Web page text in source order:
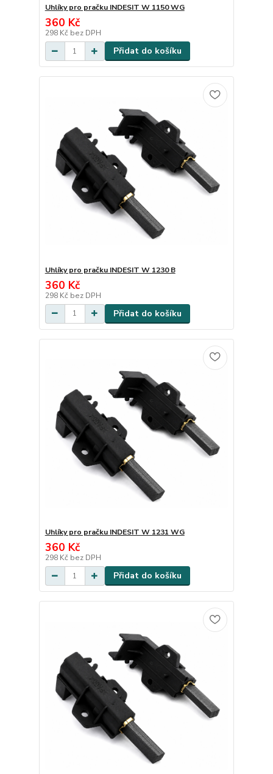
Uhlíky pro pračku INDESIT W 1150 WG
360 Kč
298 Kč bez DPH
Přidat do košíku
Uhlíky pro pračku INDESIT W 1230 B
360 Kč
298 Kč bez DPH
Přidat do košíku
Uhlíky pro pračku INDESIT W 1231 WG
360 Kč
298 Kč bez DPH
Přidat do košíku